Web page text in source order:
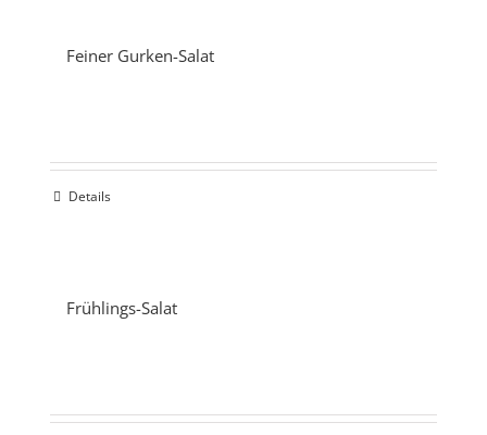
Feiner Gurken-Salat
Details
Frühlings-Salat